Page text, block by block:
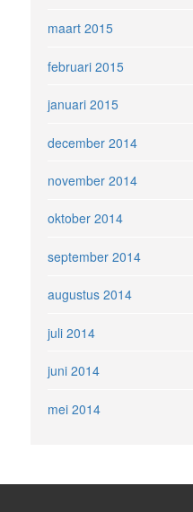
maart 2015
februari 2015
januari 2015
december 2014
november 2014
oktober 2014
september 2014
augustus 2014
juli 2014
juni 2014
mei 2014